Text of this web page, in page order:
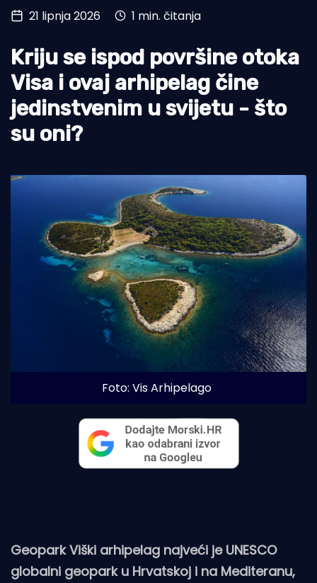
Turizam i nautika
Pomorstvo
Ribolov
Ekologija
Tradicija i kultura
21 lipnja 2026 1 min. čitanja
Kriju se ispod površine otoka
Visa i ovaj arhipelag čine
jedinstvenim u svijetu - što
su oni?
Foto: Vis Arhipelago
Geopark Viški arhipelag najveći je UNESCO
globalni geopark u Hrvatskoj i na Mediteranu,